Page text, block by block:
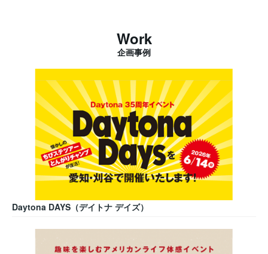
Work
企画事例
Daytona DAYS（デイトナ デイズ）